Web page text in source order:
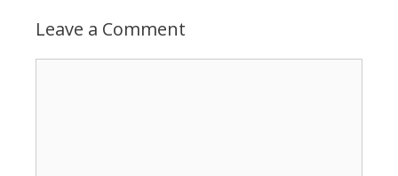
Leave a Comment